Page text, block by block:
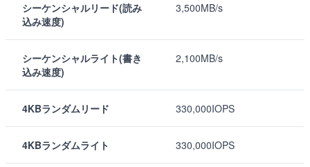
シーケンシャルリード(読み
込み速度)
3,500MB/s
シーケンシャルライト(書き
込み速度)
2,100MB/s
4KBランダムリード 330,000IOPS
4KBランダムライト 330,000IOPS